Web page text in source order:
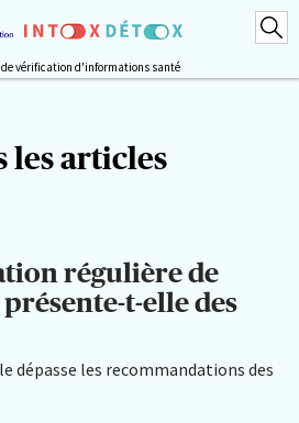
vérification d'informations santé
les articles
régulière de
présente-t-elle des
dépasse les recommandations des